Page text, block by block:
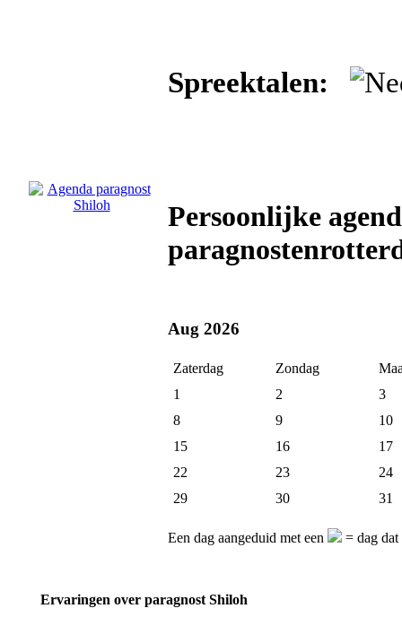
Spreektalen:
Persoonlijke
Aug 2026
Zaterdag Zondag
1
2
3
8
9
10
15
16
17
22
23
24
29
30 31
Een dag aangeduid met een = dag dat
Ervaringen over paragnost Shiloh